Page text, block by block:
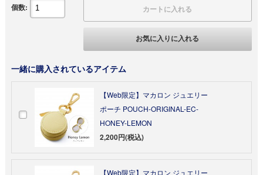
個数: カートに入れる
お気に入りに入れる
一緒に購入されているアイテム
【Web限定】マカロン ジュエリー
ポーチ POUCH-ORIGINAL-EC-
HONEY-LEMON
2,200円(税込)
【Web限定】マカロン ジュエリー